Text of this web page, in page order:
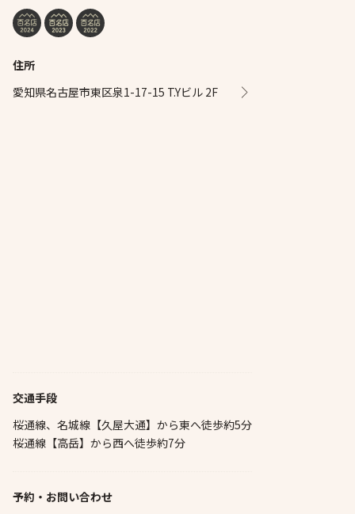
住所
愛知県名古屋市東区泉1-17-15 T.Yビル 2F
交通手段
桜通線、名城線【久屋大通】から東へ徒歩約5分
桜通線【高岳】から西へ徒歩約7分
予約・お問い合わせ